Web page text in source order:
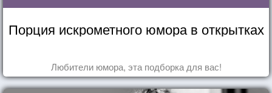
Порция искрометного юмора в открытках
Любители юмора, эта подборка для вас!